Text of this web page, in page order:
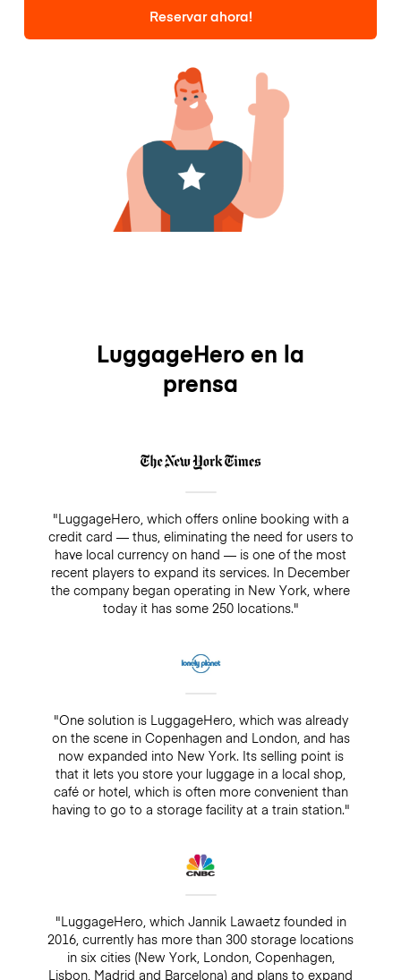
Reservar ahora!
LuggageHero en la
prensa
"LuggageHero, which offers online booking with a
credit card — thus, eliminating the need for users to
have local currency on hand — is one of the most
recent players to expand its services. In December
the company began operating in New York, where
today it has some 250 locations."
"One solution is LuggageHero, which was already
on the scene in Copenhagen and London, and has
now expanded into New York. Its selling point is
that it lets you store your luggage in a local shop,
café or hotel, which is often more convenient than
having to go to a storage facility at a train station."
"LuggageHero, which Jannik Lawaetz founded in
2016, currently has more than 300 storage locations
in six cities (New York, London, Copenhagen,
Lisbon, Madrid and Barcelona) and plans to expand